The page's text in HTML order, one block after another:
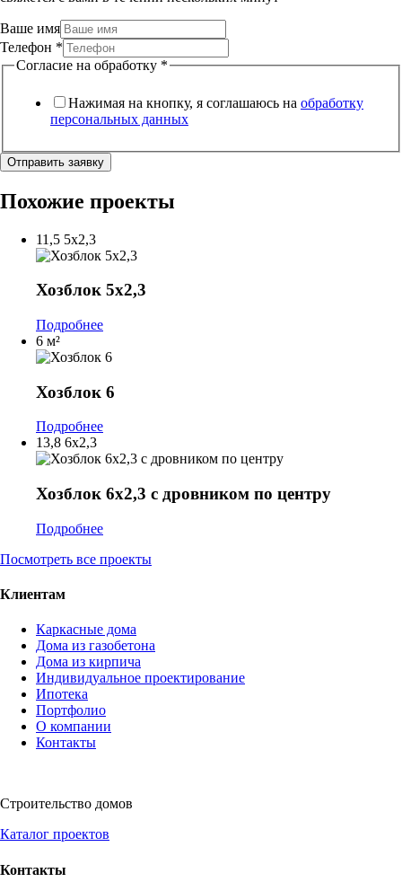
Ваше имя
Телефон *
Согласие на обработку *
Нажимая на кнопку, я соглашаюсь на обработку
персональных данных
Отправить заявку
Похожие проекты
11,5 5х2,3
Хозблок 5х2,3
Подробнее
6 м²
Хозблок 6
Подробнее
13,8 6х2,3
Хозблок 6х2,3 с дровником по центру
Подробнее
Посмотреть все проекты
Клиентам
Каркасные дома
Дома из газобетона
Дома из кирпича
Индивидуальное проектирование
Ипотека
Портфолио
О компании
Контакты
Строительство домов
Каталог проектов
Контакты